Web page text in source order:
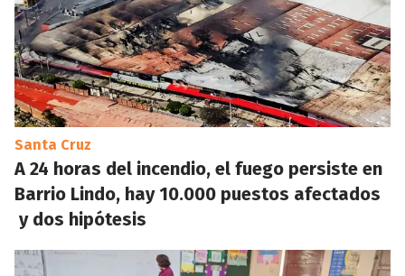
Santa Cruz
A 24 horas del incendio, el fuego persiste en
Barrio Lindo, hay 10.000 puestos afectados
y dos hipótesis